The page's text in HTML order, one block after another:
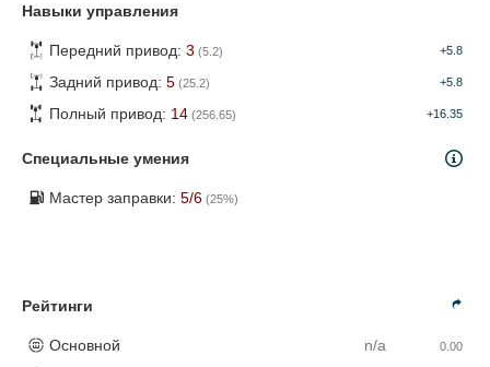
Навыки управления
Передний привод: 3 (5.2) +5.8
Задний привод: 5 (25.2) +5.8
Полный привод: 14 (256.65) +16.35
Специальные умения
Мастер заправки: 5/6 (25%)
Рейтинги
Основной n/a 0.00